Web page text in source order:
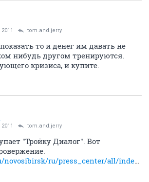
tom.and.jerry
то и денег им давать не
нибудь другом тренируются.
кризиса, и купите.
tom.and.jerry
"Тройку Диалог". Вот
novosibirsk/ru/press_center/all/